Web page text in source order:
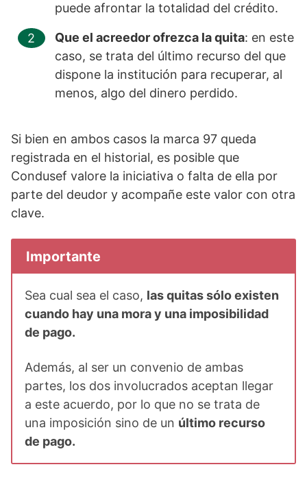
puede afrontar la totalidad del crédito.
Que el acreedor ofrezca la quita: en este
caso, se trata del último recurso del que
dispone la institución para recuperar, al
menos, algo del dinero perdido.
Si bien en ambos casos la marca 97 queda
registrada en el historial, es posible que
Condusef valore la iniciativa o falta de ella por
parte del deudor y acompañe este valor con otra
clave.
Importante
Sea cual sea el caso, las quitas sólo existen
cuando hay una mora y una imposibilidad
de pago.
Además, al ser un convenio de ambas
partes, los dos involucrados aceptan llegar
a este acuerdo, por lo que no se trata de
una imposición sino de un último recurso
de pago.